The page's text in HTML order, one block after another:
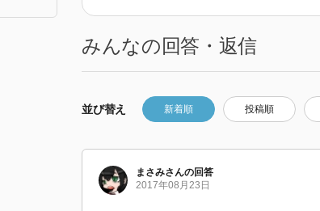
みんなの回答・返信
並び替え 新着順 投稿順
まさみさんの回答
2017年08月23日